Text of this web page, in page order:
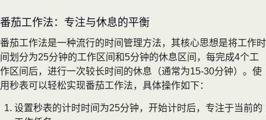
番茄工作法：专注与休息的平衡
番茄工作法是一种流行的时间管理方法，其核心思想是将工作时
间划分为25分钟的工作区间和5分钟的休息区间，每完成4个工
作区间后，进行一次较长时间的休息（通常为15-30分钟）。使
用秒表可以轻松实现番茄工作法，具体操作如下：
设置秒表的计时时间为25分钟，开始计时后，专注于当前的